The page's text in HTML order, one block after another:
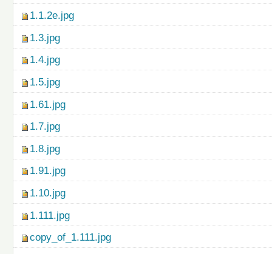
1.1.2e.jpg
1.3.jpg
1.4.jpg
1.5.jpg
1.61.jpg
1.7.jpg
1.8.jpg
1.91.jpg
1.10.jpg
1.111.jpg
copy_of_1.111.jpg